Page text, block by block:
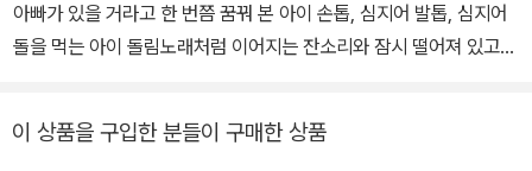
아빠가 있을 거라고 한 번쯤 꿈꿔 본 아이 손톱, 심지어 발톱, 심지어
돌을 먹는 아이 돌림노래처럼 이어지는 잔소리와 잠시 떨어져 있고
견하려는 아이들에게 쥐여 주는 퍼즐 한 조각 웅진주니어문학상을 받
이 상품을 구입한 분들이 구매한 상품